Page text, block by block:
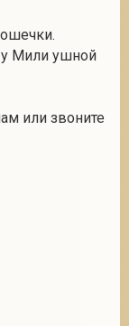
у Мили ушной
или звоните